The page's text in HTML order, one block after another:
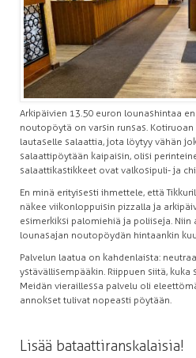
Arkipäivien 13.50 euron lounashintaa
noutopöytä on varsin runsas.
lautaselle salaattia, jota löytyy vähän
salaattipöytään kaipaisin, olisi
salaattikastikkeet ovat valkosipuli- ja
En minä erityisesti ihmettele, että
näkee viikonloppuisin pizzalla ja
esimerkiksi palomiehiä ja poliiseja. Niin
lounasajan noutopöydän hintaankin
Palvelun laatua on kahdenlaista:
ystävällisempääkin. Riippuen siitä,
Meidän vieraillessa palvelu oli
annokset tulivat nopeasti pöytään.
Lisää bataattiranskalaisia!